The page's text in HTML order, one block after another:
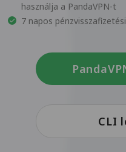
használja a PandaVPN-t
7 napos
CLI